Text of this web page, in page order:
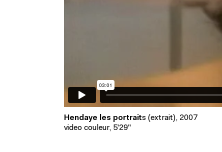
Hendaye les portraits (extrait), 2007
video couleur, 5'29''